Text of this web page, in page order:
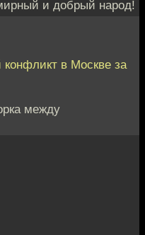
и добрый народ!
в Москве за
между